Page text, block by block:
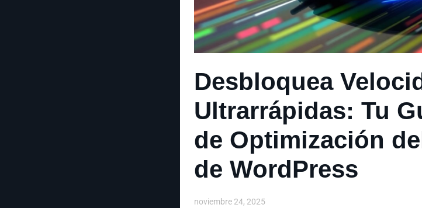
Desbloquea
Ultrarrápidas: Tu
de Optimización
de WordPress
noviembre 24, 2025